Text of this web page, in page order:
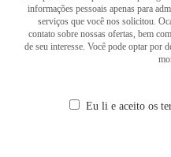
informações pessoais apenas para
serviços que você nos solicitou.
contato sobre nossas ofertas, bem
de seu interesse. Você pode optar por
Eu li e aceito os